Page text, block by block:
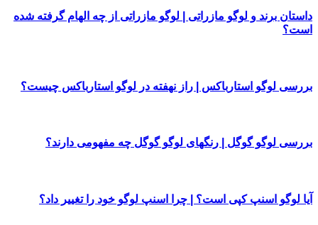
داستان برند و لوگو مازراتی | لوگو مازراتی از چه الهام گرفته شده
است؟
بررسی لوگو استارباکس | راز نهفته در لوگو استارباکس چیست؟
بررسی لوگو گوگل | رنگهای لوگو گوگل چه مفهومی دارند؟
آیا لوگو اسنپ کپی است؟ | چرا اسنپ لوگو خود را تغییر داد؟